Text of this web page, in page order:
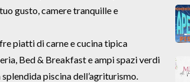
gusto, camere tranquille e
piatti di carne e cucina tipica
Bed & Breakfast e ampi spazi verdi
piscina dell’agriturismo.